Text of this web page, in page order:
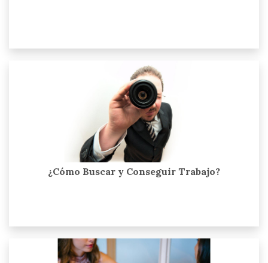
¿Cómo Buscar y Conseguir Trabajo?